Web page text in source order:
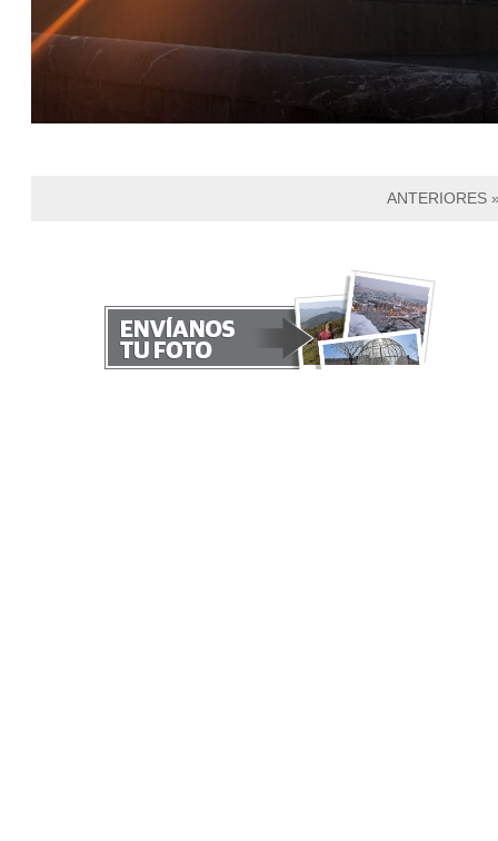
ANTERIORES